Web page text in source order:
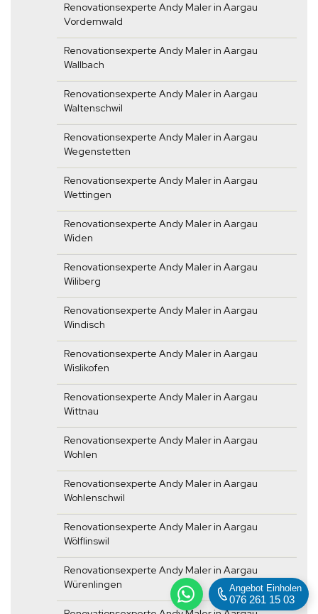
Renovationsexperte Andy Maler in Aargau
Vordemwald
Renovationsexperte Andy Maler in Aargau
Wallbach
Renovationsexperte Andy Maler in Aargau
Waltenschwil
Renovationsexperte Andy Maler in Aargau
Wegenstetten
Renovationsexperte Andy Maler in Aargau
Wettingen
Renovationsexperte Andy Maler in Aargau
Widen
Renovationsexperte Andy Maler in Aargau
Wiliberg
Renovationsexperte Andy Maler in Aargau
Windisch
Renovationsexperte Andy Maler in Aargau
Wislikofen
Renovationsexperte Andy Maler in Aargau
Wittnau
Renovationsexperte Andy Maler in Aargau
Wohlen
Renovationsexperte Andy Maler in Aargau
Wohlenschwil
Renovationsexperte Andy Maler in Aargau
Wölflinswil
Renovationsexperte Andy Maler in Aargau
Würenlingen
Angebot Einholen
076 261 15 03